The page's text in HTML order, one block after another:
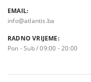
EMAIL:
info@atlantis.ba
RADNO VRIJEME:
Pon - Sub / 09:00 - 20:00